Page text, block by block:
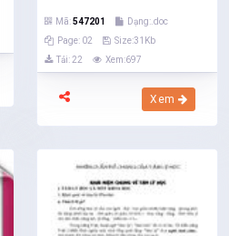
Mã:547201
Dạng:.doc
Page: 02
Size:31Kb
Tải: 22
Xem:697
Xem